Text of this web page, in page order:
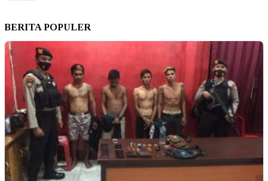
BERITA POPULER